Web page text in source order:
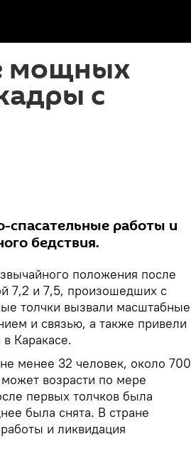
мощных
с
спасательные работы и
бедствия.
положения после
7,2 и 7,5, произошедших с
толчки вызвали масштабные
и связью, а также привели
Каракасе.
менее 32 человек, около 700
возрасти по мере
первых толчков была
была снята. В стране
и ликвидация